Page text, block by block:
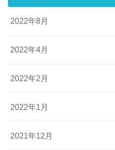
2022年8月
2022年4月
2022年2月
2022年1月
2021年12月